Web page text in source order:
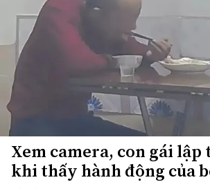
Xem camera, con gái lập
khi thấy hành động của